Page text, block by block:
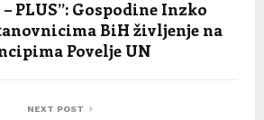
– PLUS”: Gospodine Inzko
BiH življenje na
Povelje UN
NEXT POST